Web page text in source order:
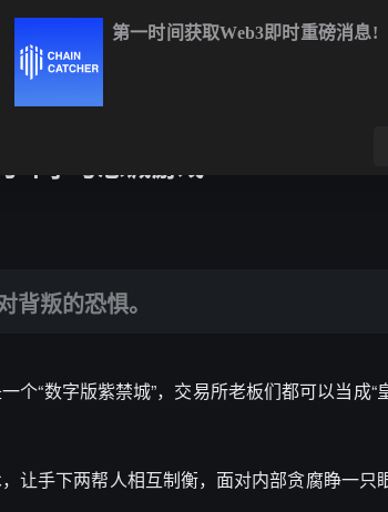
斗争与忠诚游戏
叛的恐惧。
个“数字版紫禁城”，交易所老板们都可以当成“
让手下两帮人相互制衡，面对内部贪腐睁一只
第一时间获取Web3即时重磅消息!